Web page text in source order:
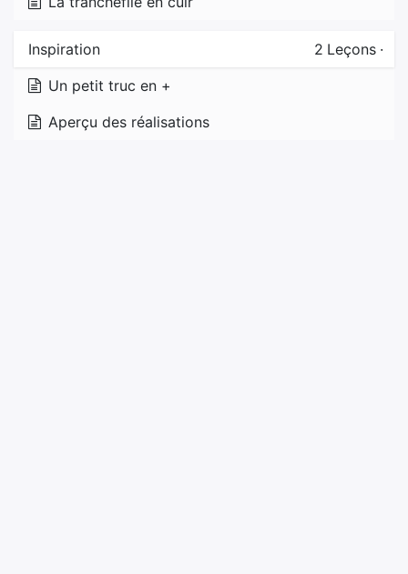
Inspiration 2 Leçons ·
Un petit truc en +
Aperçu des réalisations